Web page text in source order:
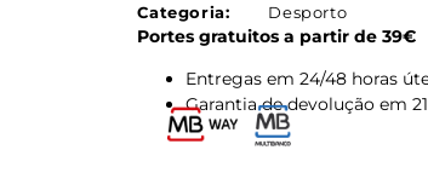
Categoria:
Desporto
Portes gratuitos a partir de 39€
Entregas em 24/48 horas
Garantia de devolução em